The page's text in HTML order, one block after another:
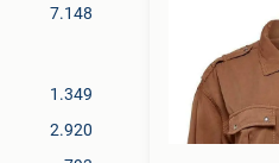
7.148
1.349
2.920